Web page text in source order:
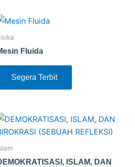
Fluida
Segera Terbit
ISLAM, DAN